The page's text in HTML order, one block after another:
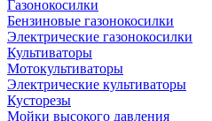
Газонокосилки
Бензиновые газонокосилки
Электрические газонокосилки
Культиваторы
Мотокультиваторы
Электрические культиваторы
Кусторезы
Мойки высокого давления